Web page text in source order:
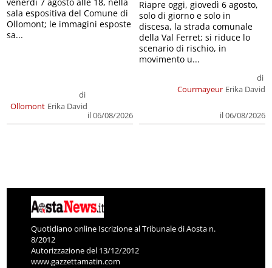
Ollomont
di
Erika David
il 06/08/2026
sala espositiva del Comune di
Ollomont; le immagini esposte
sa...
Courmayeur
di
Erika David
il 06/08/2026
Riapre oggi, giovedì 6 agosto,
solo di giorno e solo in
discesa, la strada comunale
della Val Ferret; si riduce lo
scenario di rischio, in
movimento u...
Quotidiano online Iscrizione al Tribunale di Aosta n.
8/2012
Autorizzazione del 13/12/2012
www.gazzettamatin.com